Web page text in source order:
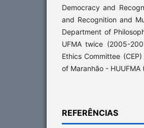
Democracy and
and Recognition and
Department of
UFMA twice (2005-
Ethics Committee
of Maranhão - HUUFMA
REFERÊNCIAS